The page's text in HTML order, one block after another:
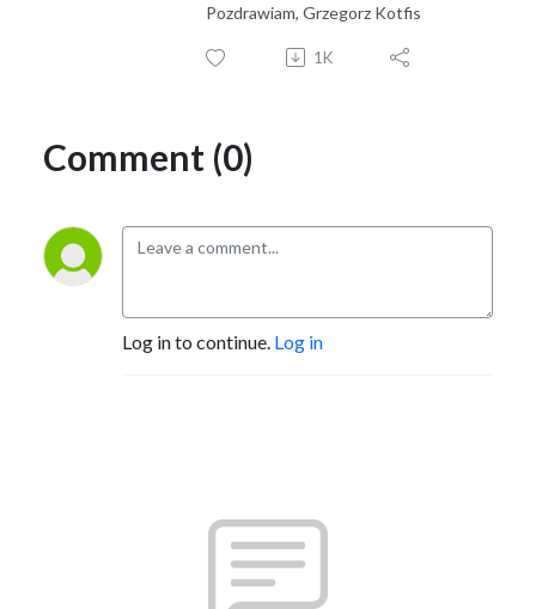
Pozdrawiam, Grzegorz Kotfis
1K
Comment (0)
Log in to continue. Log in